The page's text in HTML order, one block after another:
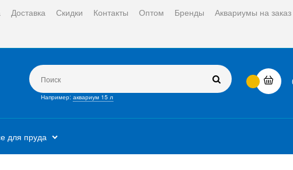
Доставка Скидки Контакты Оптом Бренды Аквариумы на заказ
Например: аквариум 15 л
для пруда